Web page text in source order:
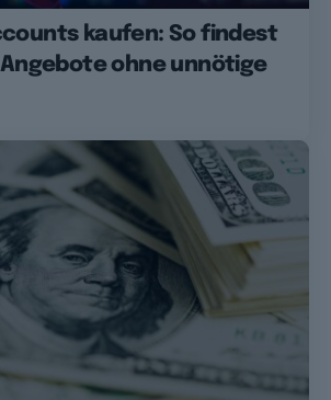
kaufen: So findest
ohne unnötige